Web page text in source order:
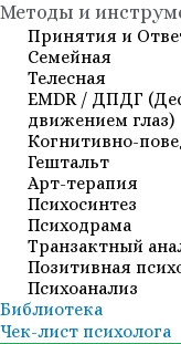
Методы и
Принятия и
Семейная
Телесная
EMDR / ДПДГ
движением глаз)
Когнитивно-
Гештальт
Арт-терапия
Психосинтез
Психодрама
Транзактный
Позитивная
Психоанализ
Библиотека
Чек-лист психолога